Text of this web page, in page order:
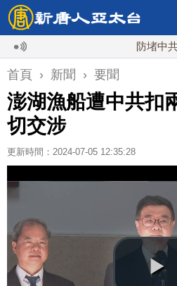
防堵中共！
首頁 › 新聞 › 要聞
澎湖漁船遭中共扣
切交涉
更新時間：2024-07-05 12:35:28